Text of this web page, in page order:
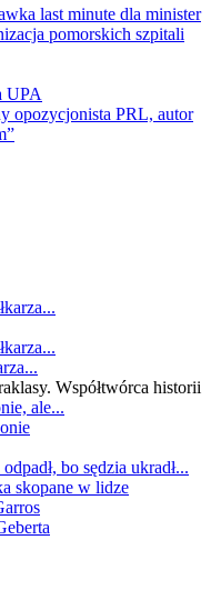
last minute dla minister
pomorskich szpitali
UPA
opozycjonista PRL, autor
Współtwórca historii
ale...
bo sędzia ukradł...
skopane w lidze